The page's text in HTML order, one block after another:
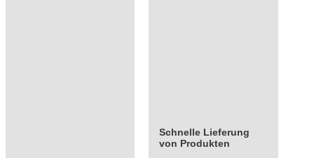
Schnelle Lieferung
von Produkten